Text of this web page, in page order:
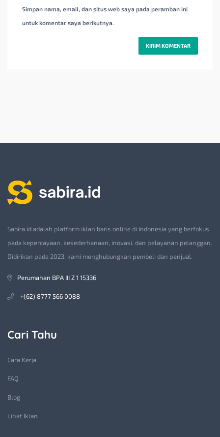
Simpan nama, email, dan situs web saya pada peramban ini
untuk komentar saya berikutnya.
Sabira.id adalah platform iklan baris online di Indonesia yang berfokus
pada kepercayaan, kesederhanaan, inovasi, dan pelayanan pelanggan.
Didirikan pada 2023, kami menghubungkan pembeli dan penjual.
Perumahan BPA III Z 1 15336
+(62) 8777 566 0088
Cari Tahu
Cara Kerja
FAQ
Blog
Lihat Iklan